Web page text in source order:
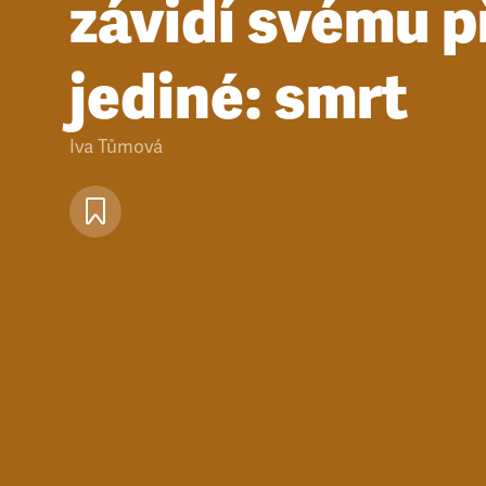
závidí svému
jediné: smrt
Iva Tůmová